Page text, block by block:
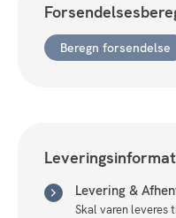
80x220
Beregn forsendelse
Levering &
Skal varen leveres